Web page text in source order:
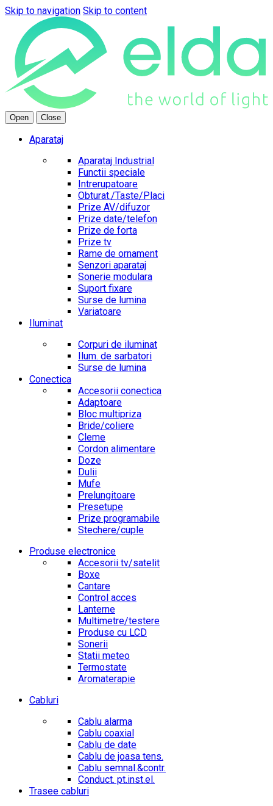
Skip to navigation Skip to content
Open Close
Aparataj
Aparataj Industrial
Functii speciale
Intrerupatoare
Obturat./Taste/Placi
Prize AV/difuzor
Prize date/telefon
Prize de forta
Prize tv
Rame de ornament
Senzori aparataj
Sonerie modulara
Suport fixare
Surse de lumina
Variatoare
Iluminat
Corpuri de iluminat
Ilum. de sarbatori
Surse de lumina
Conectica
Accesorii conectica
Adaptoare
Bloc multipriza
Bride/coliere
Cleme
Cordon alimentare
Doze
Dulii
Mufe
Prelungitoare
Presetupe
Prize programabile
Stechere/cuple
Produse electronice
Accesorii tv/satelit
Boxe
Cantare
Control acces
Lanterne
Multimetre/testere
Produse cu LCD
Sonerii
Statii meteo
Termostate
Aromaterapie
Cabluri
Cablu alarma
Cablu coaxial
Cablu de date
Cablu de joasa tens.
Cablu semnal.&contr.
Conduct. pt.inst.el.
Trasee cabluri